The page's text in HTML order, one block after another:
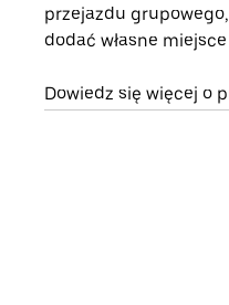
przejazdu
dodać własne
Dowiedz się więcej o